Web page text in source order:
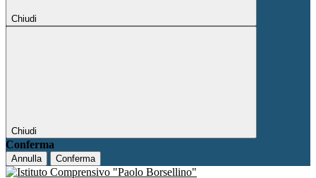
Chiudi
Chiudi
Conferma
Annulla Conferma